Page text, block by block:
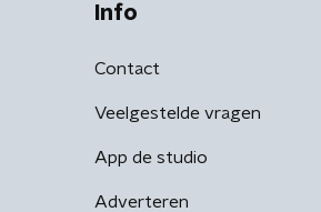
Info
Contact
Veelgestelde vragen
App de studio
Adverteren